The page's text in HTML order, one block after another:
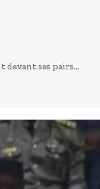
devant ses pairs...